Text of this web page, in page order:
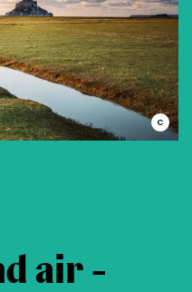
air -